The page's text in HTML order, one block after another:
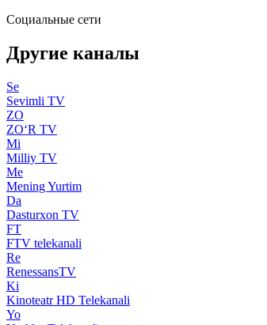
Социальные сети
Другие каналы
Se
Sevimli TV
ZO
ZO‘R TV
Mi
Milliy TV
Me
Mening Yurtim
Da
Dasturxon TV
FT
FTV telekanali
Re
RenessansTV
Ki
Kinoteatr HD Telekanali
Yo